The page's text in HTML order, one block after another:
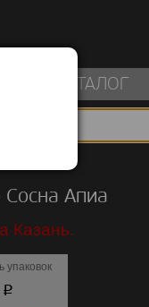
КАТАЛОГ
Апиа
Казань.
упаковок
p